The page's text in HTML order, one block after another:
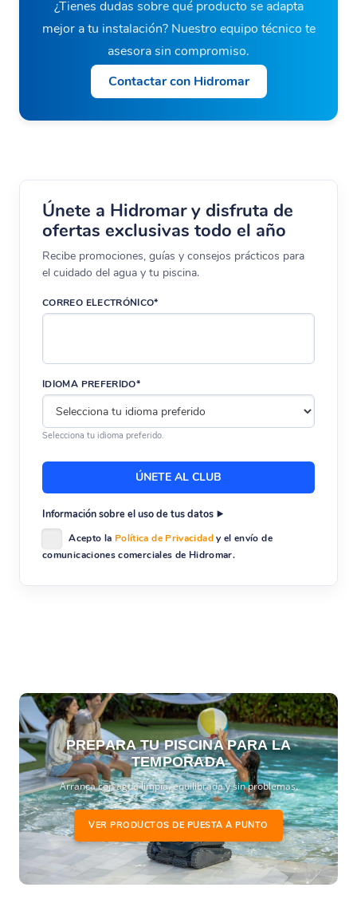
¿Tienes dudas sobre qué producto se adapta
mejor a tu instalación? Nuestro equipo técnico te
asesora sin compromiso.
Contactar con Hidromar
Únete a Hidromar y disfruta de
ofertas exclusivas todo el año
Recibe promociones, guías y consejos prácticos para
el cuidado del agua y tu piscina.
CORREO ELECTRÓNICO*
IDIOMA PREFERIDO*
Selecciona tu idioma preferido.
Información sobre el uso de tus datos
Acepto la Política de Privacidady el envío de
comunicaciones comerciales de Hidromar.
PREPARA TU PISCINA PARA LA
TEMPORADA
Arranca con agua limpia, equilibrada y sin problemas.
VER PRODUCTOS DE PUESTA A PUNTO